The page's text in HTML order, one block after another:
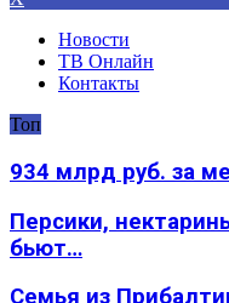
Новости
ТВ Онлайн
Контакты
Топ
934 млрд руб. за
Персики,
бьют…
Семья из